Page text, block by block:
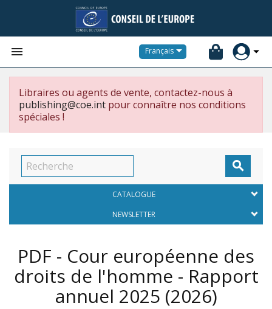
 Français
Libraires ou agents de vente, contactez-nous à
publishing@coe.int pour connaître nos conditions
spéciales !

CATALOGUE
NEWSLETTER
PDF - Cour européenne des
droits de l'homme - Rapport
annuel 2025 (2026)